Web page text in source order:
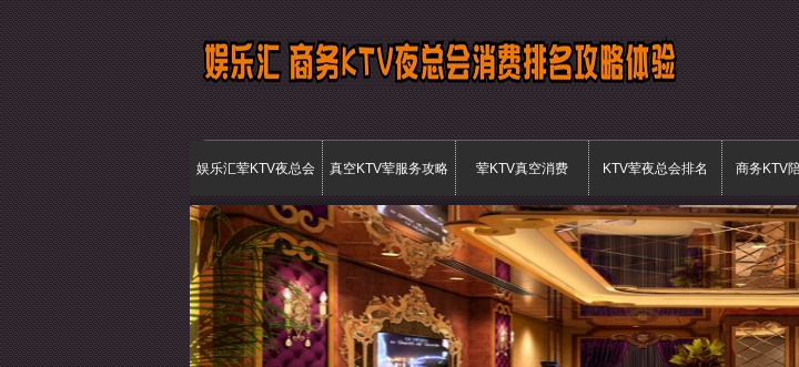
娱乐汇荤KTV夜总会 真空KTV荤服务攻略 荤KTV真空消费 KTV荤夜总会排名 商务KTV